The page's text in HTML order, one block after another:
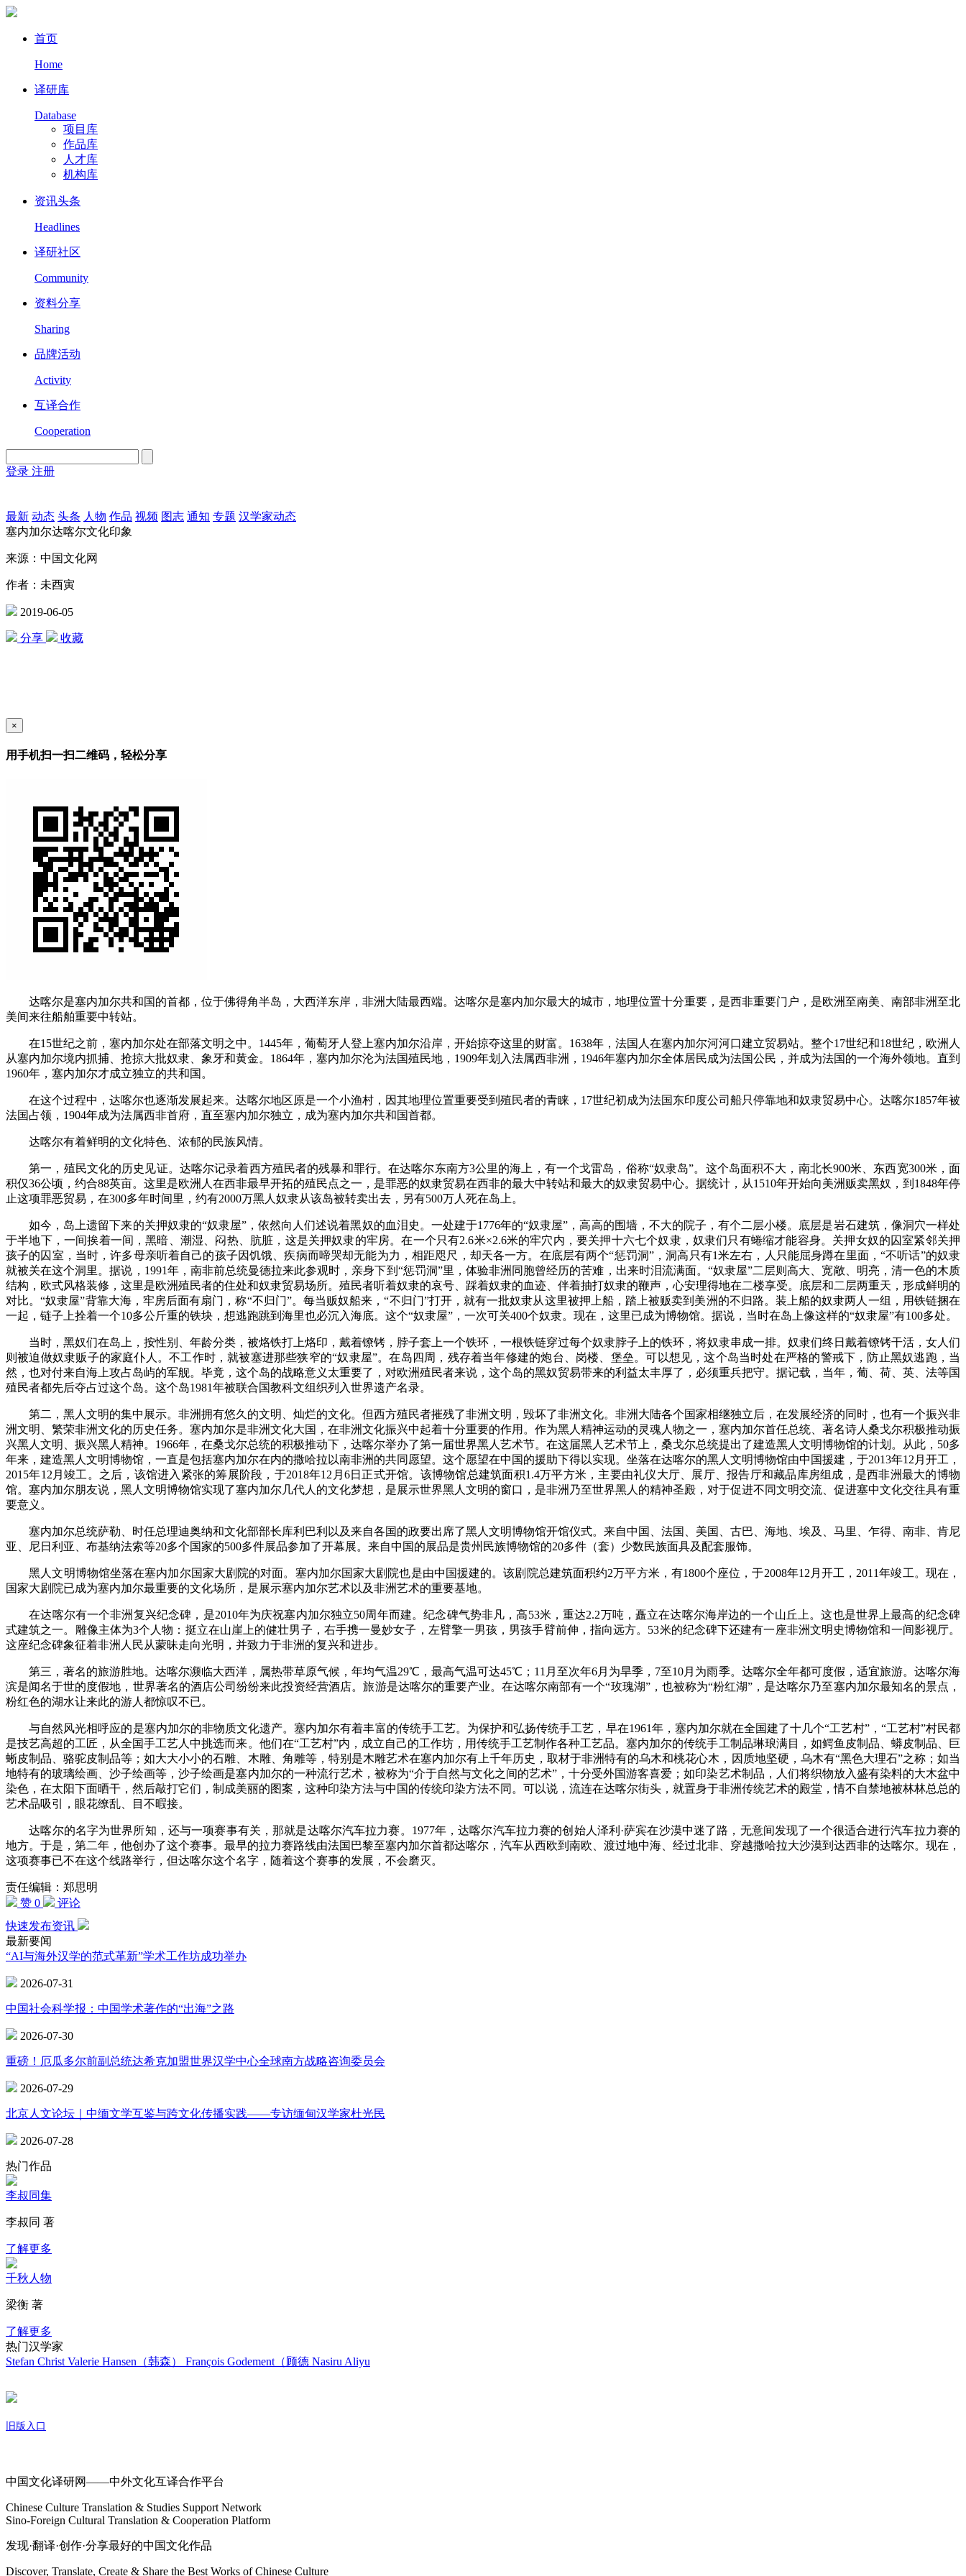
首页
Home
译研库
Database
项目库
作品库
人才库
机构库
资讯头条
Headlines
译研社区
Community
资料分享
Sharing
品牌活动
Activity
互译合作
Cooperation
登录 注册
最新 动态 头条 人物 作品 视频 图志 通知 专题 汉学家动态
塞内加尔达喀尔文化印象
来源：中国文化网
作者：未酉寅
2019-06-05
分享 收藏
×
用手机扫一扫二维码，轻松分享
达喀尔是塞内加尔共和国的首都，位于佛得角半岛，大西洋东岸，非洲大陆最西端。达喀尔是塞内加尔最大的城市，地理位置十分重要，是西非重要门户，是欧洲至南美、南部非洲至北
美间来往船舶重要中转站。
在15世纪之前，塞内加尔处在部落文明之中。1445年，葡萄牙人登上塞内加尔沿岸，开始掠夺这里的财富。1638年，法国人在塞内加尔河河口建立贸易站。整个17世纪和18世纪，欧洲人
从塞内加尔境内抓捕、抢掠大批奴隶、象牙和黄金。1864年，塞内加尔沦为法国殖民地，1909年划入法属西非洲，1946年塞内加尔全体居民成为法国公民，并成为法国的一个海外领地。直到
1960年，塞内加尔才成立独立的共和国。
在这个过程中，达喀尔也逐渐发展起来。达喀尔地区原是一个小渔村，因其地理位置重要受到殖民者的青睐，17世纪初成为法国东印度公司船只停靠地和奴隶贸易中心。达喀尔1857年被
法国占领，1904年成为法属西非首府，直至塞内加尔独立，成为塞内加尔共和国首都。
达喀尔有着鲜明的文化特色、浓郁的民族风情。
第一，殖民文化的历史见证。达喀尔记录着西方殖民者的残暴和罪行。在达喀尔东南方3公里的海上，有一个戈雷岛，俗称“奴隶岛”。这个岛面积不大，南北长900米、东西宽300米，面
积仅36公顷，约合88英亩。这里是欧洲人在西非最早开拓的殖民点之一，是罪恶的奴隶贸易在西非的最大中转站和最大的奴隶贸易中心。据统计，从1510年开始向美洲贩卖黑奴，到1848年停
止这项罪恶贸易，在300多年时间里，约有2000万黑人奴隶从该岛被转卖出去，另有500万人死在岛上。
如今，岛上遗留下来的关押奴隶的“奴隶屋”，依然向人们述说着黑奴的血泪史。一处建于1776年的“奴隶屋”，高高的围墙，不大的院子，有个二层小楼。底层是岩石建筑，像洞穴一样处
于半地下，一间挨着一间，黑暗、潮湿、闷热、肮脏，这是关押奴隶的牢房。在一个只有2.6米×2.6米的牢穴内，要关押十六七个奴隶，奴隶们只有蜷缩才能容身。关押女奴的囚室紧邻关押
孩子的囚室，当时，许多母亲听着自己的孩子因饥饿、疾病而啼哭却无能为力，相距咫尺，却天各一方。在底层有两个“惩罚洞”，洞高只有1米左右，人只能屈身蹲在里面，“不听话”的奴隶
就被关在这个洞里。据说，1991年，南非前总统曼德拉来此参观时，亲身下到“惩罚洞”里，体验非洲同胞曾经历的苦难，出来时泪流满面。“奴隶屋”二层则高大、宽敞、明亮，清一色的木质
结构，欧式风格装修，这里是欧洲殖民者的住处和奴隶贸易场所。殖民者听着奴隶的哀号、踩着奴隶的血迹、伴着抽打奴隶的鞭声，心安理得地在二楼享受。底层和二层两重天，形成鲜明的
对比。“奴隶屋”背靠大海，牢房后面有扇门，称“不归门”。每当贩奴船来，“不归门”打开，就有一批奴隶从这里被押上船，踏上被贩卖到美洲的不归路。装上船的奴隶两人一组，用铁链捆在
一起，链子上拴着一个10多公斤重的铁块，想逃跑跳到海里也必沉入海底。这个“奴隶屋”，一次可关400个奴隶。现在，这里已成为博物馆。据说，当时在岛上像这样的“奴隶屋”有100多处。
当时，黑奴们在岛上，按性别、年龄分类，被烙铁打上烙印，戴着镣铐，脖子套上一个铁环，一根铁链穿过每个奴隶脖子上的铁环，将奴隶串成一排。奴隶们终日戴着镣铐干活，女人们
则被迫做奴隶贩子的家庭仆人。不工作时，就被塞进那些狭窄的“奴隶屋”。在岛四周，残存着当年修建的炮台、岗楼、堡垒。可以想见，这个岛当时处在严格的警戒下，防止黑奴逃跑，当
然，也对付来自海上攻占岛屿的军舰。毕竟，这个岛的战略意义太重要了，对欧洲殖民者来说，这个岛的黑奴贸易带来的利益太丰厚了，必须重兵把守。据记载，当年，葡、荷、英、法等国
殖民者都先后夺占过这个岛。这个岛1981年被联合国教科文组织列入世界遗产名录。
第二，黑人文明的集中展示。非洲拥有悠久的文明、灿烂的文化。但西方殖民者摧残了非洲文明，毁坏了非洲文化。非洲大陆各个国家相继独立后，在发展经济的同时，也有一个振兴非
洲文明、繁荣非洲文化的历史任务。塞内加尔是非洲文化大国，在非洲文化振兴中起着十分重要的作用。作为黑人精神运动的灵魂人物之一，塞内加尔首任总统、著名诗人桑戈尔积极推动振
兴黑人文明、振兴黑人精神。1966年，在桑戈尔总统的积极推动下，达喀尔举办了第一届世界黑人艺术节。在这届黑人艺术节上，桑戈尔总统提出了建造黑人文明博物馆的计划。从此，50多
年来，建造黑人文明博物馆，一直是包括塞内加尔在内的撒哈拉以南非洲的共同愿望。这个愿望在中国的援助下得以实现。坐落在达喀尔的黑人文明博物馆由中国援建，于2013年12月开工，
2015年12月竣工。之后，该馆进入紧张的筹展阶段，于2018年12月6日正式开馆。该博物馆总建筑面积1.4万平方米，主要由礼仪大厅、展厅、报告厅和藏品库房组成，是西非洲最大的博物
馆。塞内加尔朋友说，黑人文明博物馆实现了塞内加尔几代人的文化梦想，是展示世界黑人文明的窗口，是非洲乃至世界黑人的精神圣殿，对于促进不同文明交流、促进塞中文化交往具有重
要意义。
塞内加尔总统萨勒、时任总理迪奥纳和文化部部长库利巴利以及来自各国的政要出席了黑人文明博物馆开馆仪式。来自中国、法国、美国、古巴、海地、埃及、马里、乍得、南非、肯尼
亚、尼日利亚、布基纳法索等20多个国家的500多件展品参加了开幕展。来自中国的展品是贵州民族博物馆的20多件（套）少数民族面具及配套服饰。
黑人文明博物馆坐落在塞内加尔国家大剧院的对面。塞内加尔国家大剧院也是由中国援建的。该剧院总建筑面积约2万平方米，有1800个座位，于2008年12月开工，2011年竣工。现在，
国家大剧院已成为塞内加尔最重要的文化场所，是展示塞内加尔艺术以及非洲艺术的重要基地。
在达喀尔有一个非洲复兴纪念碑，是2010年为庆祝塞内加尔独立50周年而建。纪念碑气势非凡，高53米，重达2.2万吨，矗立在达喀尔海岸边的一个山丘上。这也是世界上最高的纪念碑
式建筑之一。雕像主体为3个人物：挺立在山崖上的健壮男子，右手携一曼妙女子，左臂擎一男孩，男孩手臂前伸，指向远方。53米的纪念碑下还建有一座非洲文明史博物馆和一间影视厅。
这座纪念碑象征着非洲人民从蒙昧走向光明，并致力于非洲的复兴和进步。
第三，著名的旅游胜地。达喀尔濒临大西洋，属热带草原气候，年均气温29℃，最高气温可达45℃；11月至次年6月为旱季，7至10月为雨季。达喀尔全年都可度假，适宜旅游。达喀尔海
滨是闻名于世的度假地，世界著名的酒店公司纷纷来此投资经营酒店。旅游是达喀尔的重要产业。在达喀尔南部有一个“玫瑰湖”，也被称为“粉红湖”，是达喀尔乃至塞内加尔最知名的景点，
粉红色的湖水让来此的游人都惊叹不已。
与自然风光相呼应的是塞内加尔的非物质文化遗产。塞内加尔有着丰富的传统手工艺。为保护和弘扬传统手工艺，早在1961年，塞内加尔就在全国建了十几个“工艺村”，“工艺村”村民都
是技艺高超的工匠，从全国手工艺人中挑选而来。他们在“工艺村”内，成立自己的工作坊，用传统手工艺制作各种工艺品。塞内加尔的传统手工制品琳琅满目，如鳄鱼皮制品、蟒皮制品、巨
蜥皮制品、骆驼皮制品等；如大大小小的石雕、木雕、角雕等，特别是木雕艺术在塞内加尔有上千年历史，取材于非洲特有的乌木和桃花心木，因质地坚硬，乌木有“黑色大理石”之称；如当
地特有的玻璃绘画、沙子绘画等，沙子绘画是塞内加尔的一种流行艺术，被称为“介于自然与文化之间的艺术”，十分受外国游客喜爱；如印染艺术制品，人们将织物放入盛有染料的大木盆中
染色，在太阳下面晒干，然后敲打它们，制成美丽的图案，这种印染方法与中国的传统印染方法不同。可以说，流连在达喀尔街头，就置身于非洲传统艺术的殿堂，情不自禁地被林林总总的
艺术品吸引，眼花缭乱、目不暇接。
达喀尔的名字为世界所知，还与一项赛事有关，那就是达喀尔汽车拉力赛。1977年，达喀尔汽车拉力赛的创始人泽利·萨宾在沙漠中迷了路，无意间发现了一个很适合进行汽车拉力赛的
地方。于是，第二年，他创办了这个赛事。最早的拉力赛路线由法国巴黎至塞内加尔首都达喀尔，汽车从西欧到南欧、渡过地中海、经过北非、穿越撒哈拉大沙漠到达西非的达喀尔。现在，
这项赛事已不在这个线路举行，但达喀尔这个名字，随着这个赛事的发展，不会磨灭。
责任编辑：郑思明
赞 0
评论
快速发布资讯
最新要闻
“AI与海外汉学的范式革新”学术工作坊成功举办
2026-07-31
中国社会科学报：中国学术著作的“出海”之路
2026-07-30
重磅！厄瓜多尔前副总统达希克加盟世界汉学中心全球南方战略咨询委员会
2026-07-29
北京人文论坛｜中缅文学互鉴与跨文化传播实践——专访缅甸汉学家杜光民
2026-07-28
热门作品
李叔同集
李叔同 著
了解更多
千秋人物
梁衡 著
了解更多
热门汉学家
Stefan Christ Valerie Hansen（韩森） François Godement（顾德 Nasiru Aliyu
旧版入口
中国文化译研网——中外文化互译合作平台
Chinese Culture Translation & Studies Support Network
Sino-Foreign Cultural Translation & Cooperation Platform
发现·翻译·创作·分享最好的中国文化作品
Discover, Translate, Create & Share the Best Works of Chinese Culture